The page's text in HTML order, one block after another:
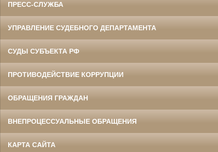
ПРЕСС-СЛУЖБА
УПРАВЛЕНИЕ СУДЕБНОГО ДЕПАРТАМЕНТА
СУДЫ СУБЪЕКТА РФ
ПРОТИВОДЕЙСТВИЕ КОРРУПЦИИ
ОБРАЩЕНИЯ ГРАЖДАН
ВНЕПРОЦЕССУАЛЬНЫЕ ОБРАЩЕНИЯ
КАРТА САЙТА